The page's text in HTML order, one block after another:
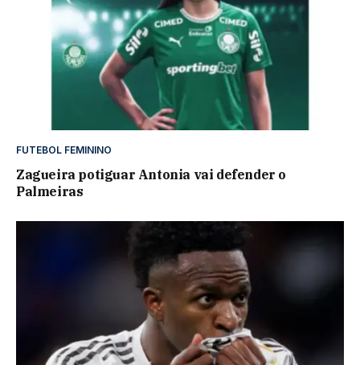
FUTEBOL FEMININO
Zagueira potiguar Antonia vai defender o
Palmeiras